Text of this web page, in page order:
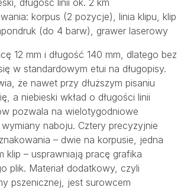
długość linii ok. 2 km
korpus (2 pozycje), linia klipu, klip
(do 4 barw), grawer laserowy
12 mm i długość 140 mm, dlatego bez
w standardowym etui na długopisy.
że nawet przy dłuższym pisaniu
a niebieski wkład o długości linii
pozwala na wielotygodniowe
naboju. Cztery precyzyjnie
– dwie na korpusie, jedna
klip – usprawniają pracę grafika
plik. Materiał dodatkowy, czyli
pszenicznej, jest surowcem